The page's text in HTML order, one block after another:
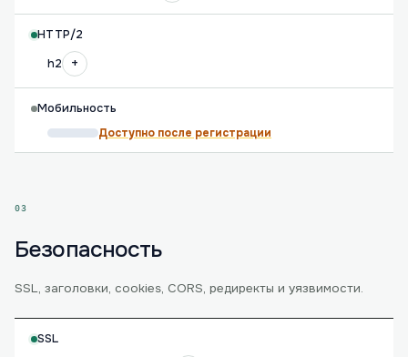
HTTP/2
h2
+
Мобильность
Доступно после регистрации
03
Безопасность
SSL, заголовки, cookies, CORS, редиректы и уязвимости.
SSL